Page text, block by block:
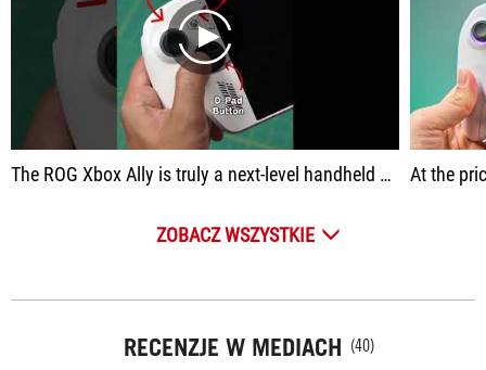
play
The ROG Xbox Ally is truly a next-level handheld console. At the price of RM2,699, I think it’s a
ZOBACZ WSZYSTKIE
RECENZJE W MEDIACH (40)